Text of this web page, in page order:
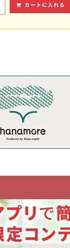
カートに入れる